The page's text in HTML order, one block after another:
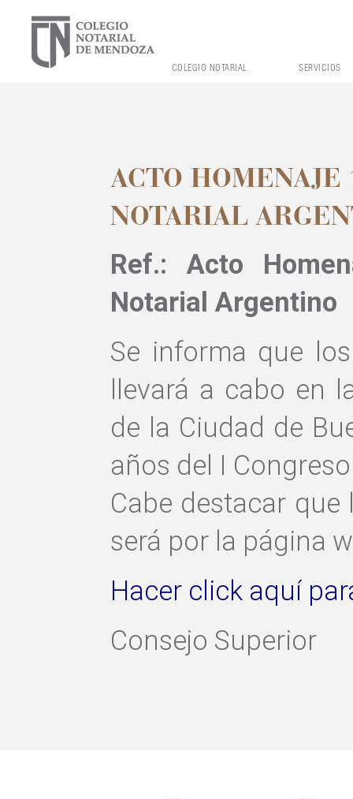
COLEGIO NOTARIAL SERVICIOS
ACTO HOMENAJE
NOTARIAL
Ref.: Acto
Notarial Argentino
Se informa que
llevará a cabo en
de la Ciudad de
años del I
Cabe destacar
será por la página
Hacer click aquí
Consejo Superior